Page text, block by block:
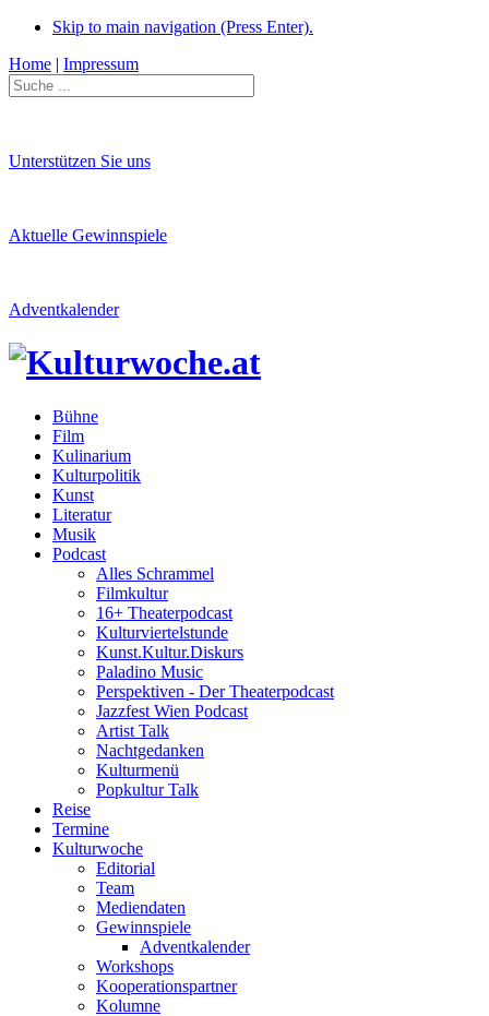
Skip to main navigation (Press Enter).
Home | Impressum
Unterstützen Sie uns
Aktuelle Gewinnspiele
Adventkalender
Bühne
Film
Kulinarium
Kulturpolitik
Kunst
Literatur
Musik
Podcast
Alles Schrammel
Filmkultur
16+ Theaterpodcast
Kulturviertelstunde
Kunst.Kultur.Diskurs
Paladino Music
Perspektiven - Der Theaterpodcast
Jazzfest Wien Podcast
Artist Talk
Nachtgedanken
Kulturmenü
Popkultur Talk
Reise
Termine
Kulturwoche
Editorial
Team
Mediendaten
Gewinnspiele
Adventkalender
Workshops
Kooperationspartner
Kolumne